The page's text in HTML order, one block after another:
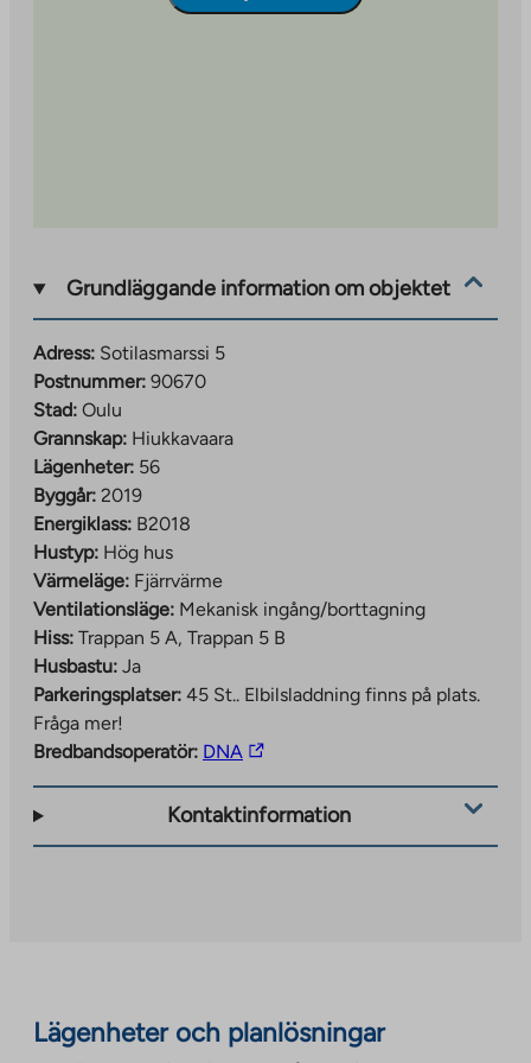
Grundläggande information om objektet
Adress: Sotilasmarssi 5
Postnummer: 90670
Stad: Oulu
Grannskap: Hiukkavaara
Lägenheter: 56
Byggår: 2019
Energiklass: B2018
Hustyp: Hög hus
Värmeläge: Fjärrvärme
Ventilationsläge: Mekanisk ingång/borttagning
Hiss: Trappan 5 A, Trappan 5 B
Husbastu: Ja
Parkeringsplatser: 45 St.. Elbilsladdning finns på plats.
Fråga mer!
Bredbandsoperatör: DNA The
takes
in
Kontaktinformation
Lägenheter och planlösningar